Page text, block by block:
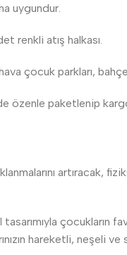
uygundur.
renkli atış halkası.
çocuk parkları,
özenle paketlenip
artıracak,
tasarımıyla
hareketli, neşeli ve